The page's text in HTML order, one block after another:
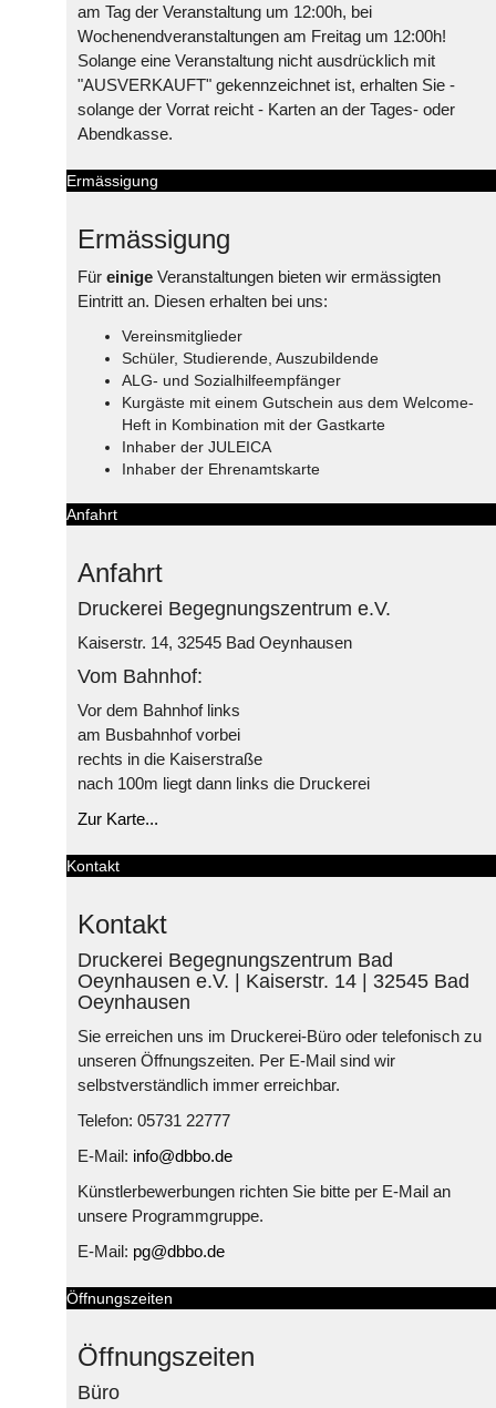
am Tag der Veranstaltung um 12:00h, bei
Wochenendveranstaltungen am Freitag um 12:00h!
Solange eine Veranstaltung nicht ausdrücklich mit
"AUSVERKAUFT" gekennzeichnet ist, erhalten Sie -
solange der Vorrat reicht - Karten an der Tages- oder
Abendkasse.
Ermässigung
Ermässigung
Für einige Veranstaltungen bieten wir ermässigten
Eintritt an. Diesen erhalten bei uns:
Vereinsmitglieder
Schüler, Studierende, Auszubildende
ALG- und Sozialhilfeempfänger
Kurgäste mit einem Gutschein aus dem Welcome-
Heft in Kombination mit der Gastkarte
Inhaber der JULEICA
Inhaber der Ehrenamtskarte
Anfahrt
Anfahrt
Druckerei Begegnungszentrum e.V.
Kaiserstr. 14, 32545 Bad Oeynhausen
Vom Bahnhof:
Vor dem Bahnhof links
am Busbahnhof vorbei
rechts in die Kaiserstraße
nach 100m liegt dann links die Druckerei
Zur Karte...
Kontakt
Kontakt
Druckerei Begegnungszentrum Bad
Oeynhausen e.V. | Kaiserstr. 14 | 32545 Bad
Oeynhausen
Sie erreichen uns im Druckerei-Büro oder telefonisch zu
unseren Öffnungszeiten. Per E-Mail sind wir
selbstverständlich immer erreichbar.
Telefon: 05731 22777
E-Mail: info@dbbo.de
Künstlerbewerbungen richten Sie bitte per E-Mail an
unsere Programmgruppe.
E-Mail: pg@dbbo.de
Öffnungszeiten
Öffnungszeiten
Büro